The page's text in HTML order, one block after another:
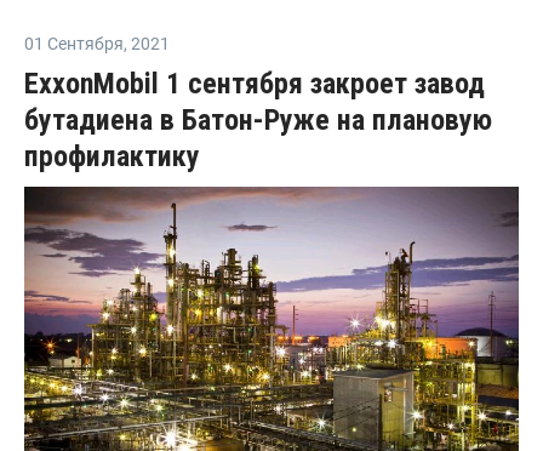
01 Сентября, 2021
ExxonMobil 1 сентября закроет завод
бутадиена в Батон-Руже на плановую
профилактику